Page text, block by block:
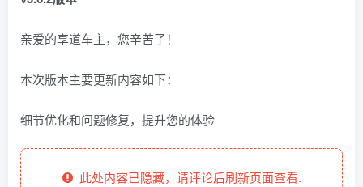
亲爱的享道车主，您辛苦了！
本次版本主要更新内容如下：
细节优化和问题修复，提升您的体验
此处内容已隐藏，请评论后刷新页面查看.